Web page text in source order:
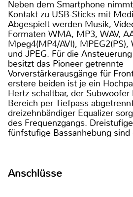
Neben dem Smartphone
Kontakt zu USB-Sticks mit
Abgespielt werden Musik,
Formaten WMA, MP3, WAV,
Mpeg4(MP4/AVI), MPEG2(PS),
und JPEG. Für die
besitzt das Pioneer getrennte
Vorverstärkerausgänge für
erstere beiden ist je ein
Hertz schaltbar, der
Bereich per Tiefpass
dreizehnbändiger Equalizer
des Frequenzgangs.
fünfstufige Bassanhebung sind
Anschlüsse